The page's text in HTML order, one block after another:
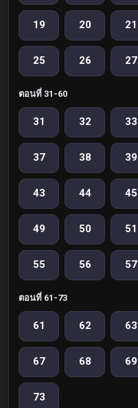
19 20 21
25 26 27
ตอนที่ 31-60
31 32 33
37 38 39
43 44 45
49 50 51
55 56 57
ตอนที่ 61-73
61 62 63
67 68 69
73